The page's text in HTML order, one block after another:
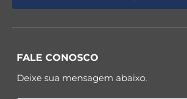
FALE CONOSCO
Deixe sua mensagem abaixo.